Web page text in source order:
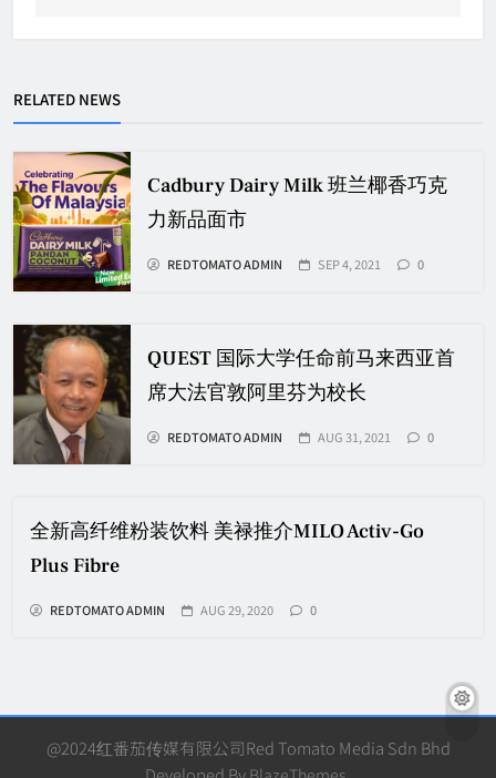
RELATED NEWS
Cadbury Dairy Milk 班兰椰香巧克
力新品面市
REDTOMATO ADMIN SEP 4, 2021 0
QUEST 国际大学任命前马来西亚首
席大法官敦阿里芬为校长
REDTOMATO ADMIN AUG 31, 2021 0
全新高纤维粉装饮料 美禄推介MILO Activ-Go
Plus Fibre
REDTOMATO ADMIN AUG 29, 2020 0
@2024红番茄传媒有限公司Red Tomato Media Sdn Bhd